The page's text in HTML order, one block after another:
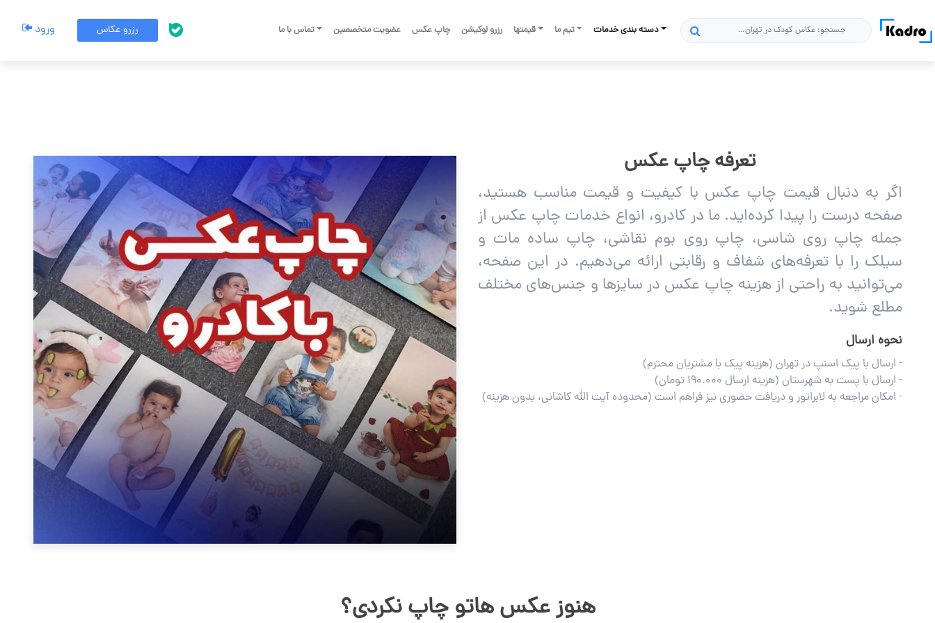
جستجو دسته بندی خدمات تیم ما قیمتها رزرو لوکیشن چاپ عکس عضویت متخصصین تماس با ما پشتیبانی بله رزرو عکاس ورود
تعرفه چاپ عکس
اگر به دنبال قیمت چاپ عکس با کیفیت و قیمت مناسب هستید،
صفحه درست را پیدا کرده‌اید. ما در کادرو، انواع خدمات چاپ عکس از
جمله چاپ روی شاسی، چاپ روی بوم نقاشی، چاپ ساده مات و
سیلک را با تعرفه‌های شفاف و رقابتی ارائه می‌دهیم. در این صفحه،
می‌توانید به راحتی از هزینه چاپ عکس در سایزها و جنس‌های مختلف
مطلع شوید.
نحوه ارسال
- ارسال با پیک اسنپ در تهران (هزینه پیک با مشتریان محترم)
- ارسال با پست به شهرستان (هزینه ارسال ۱۹۰.۰۰۰ تومان)
- امکان مراجعه به لابراتور و دریافت حضوری نیز فراهم است (محدوده آیت الله کاشانی، بدون هزینه)
هنوز عکس هاتو چاپ نکردی؟